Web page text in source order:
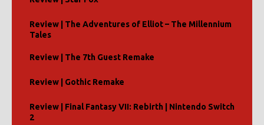
Review | The Adventures of Elliot – The Millennium
Tales
Review | The 7th Guest Remake
Review | Gothic Remake
Review | Final Fantasy VII: Rebirth | Nintendo Switch
2